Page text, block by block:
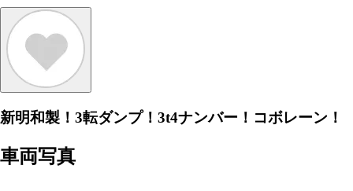
新明和製！3転ダンプ！3t4ナンバー！コボレーン！
車両写真